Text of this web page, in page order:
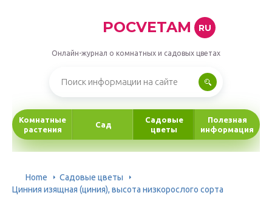
POCVETAM RU
Онлайн-журнал о комнатных и садовых цветах
Комнатные
растения
Сад
Садовые
цветы
Полезная
информация
Home
Садовые цветы
Цинния изящная (циния), высота низкорослого сорта